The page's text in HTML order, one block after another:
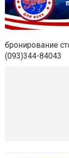
бронирование
(093)344-84043